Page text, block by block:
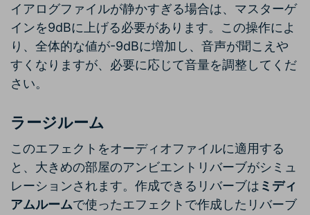
イアログファイルが静かすぎる場合は、マスターゲ
インを9dBに上げる必要があります。この操作によ
り、全体的な値が-9dBに増加し、音声が聞こえや
すくなりますが、必要に応じて音量を調整してくだ
さい。
ラージルーム
このエフェクトをオーディオファイルに適用する
と、大きめの部屋のアンビエントリバーブがシミュ
レーションされます。作成できるリバーブは ミディ
アムルームで使ったエフェクトで作成したリバーブ